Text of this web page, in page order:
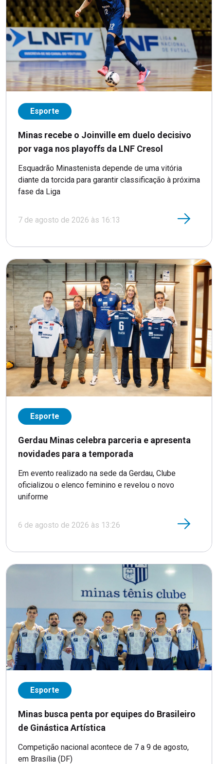
Esporte
Minas recebe o Joinville em duelo decisivo
por vaga nos playoffs da LNF Cresol
Esquadrão Minastenista depende de uma vitória
diante da torcida para garantir classificação à próxima
fase da Liga
7 de agosto de 2026 às 16:13
Esporte
Gerdau Minas celebra parceria e apresenta
novidades para a temporada
Em evento realizado na sede da Gerdau, Clube
oficializou o elenco feminino e revelou o novo
uniforme
6 de agosto de 2026 às 13:26
Esporte
Minas busca penta por equipes do Brasileiro
de Ginástica Artística
Competição nacional acontece de 7 a 9 de agosto,
em Brasília (DF)